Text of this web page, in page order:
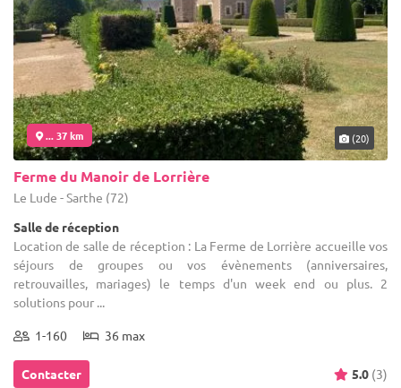
... 37 km (20)
Ferme du Manoir de Lorrière
Le Lude - Sarthe (72)
Salle de réception
Location de salle de réception : La Ferme de Lorrière accueille vos
séjours de groupes ou vos évènements (anniversaires,
retrouvailles, mariages) le temps d'un week end ou plus. 2
solutions pour ...
1-160 36 max
Contacter 5.0 (3)